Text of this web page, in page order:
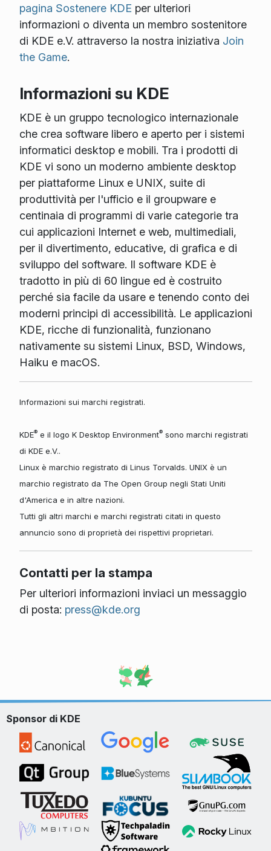
pagina Sostenere KDE per ulteriori
informazioni o diventa un membro sostenitore
di KDE e.V. attraverso la nostra iniziativa Join
the Game.
Informazioni su KDE
KDE è un gruppo tecnologico internazionale
che crea software libero e aperto per i sistemi
informatici desktop e mobili. Tra i prodotti di
KDE vi sono un moderno ambiente desktop
per piattaforme Linux e UNIX, suite di
produttività per l'ufficio e il groupware e
centinaia di programmi di varie categorie tra
cui applicazioni Internet e web, multimediali,
per il divertimento, educative, di grafica e di
sviluppo del software. Il software KDE è
tradotto in più di 60 lingue ed è costruito
perché sia facile da usare e tenendo conto dei
moderni principi di accessibilità. Le applicazioni
KDE, ricche di funzionalità, funzionano
nativamente su sistemi Linux, BSD, Windows,
Haiku e macOS.
Informazioni sui marchi registrati.
KDE®e il logo K Desktop Environment®sono marchi registrati
di KDE e.V..
Linux è marchio registrato di Linus Torvalds. UNIX è un
marchio registrato da The Open Group negli Stati Uniti
d'America e in altre nazioni.
Tutti gli altri marchi e marchi registrati citati in questo
annuncio sono di proprietà dei rispettivi proprietari.
Contatti per la stampa
Per ulteriori informazioni inviaci un messaggio
di posta: press@kde.org
Sponsor di KDE